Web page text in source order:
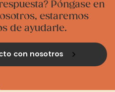
Póngase en
estaremos
de ayudarle.
con nosotros